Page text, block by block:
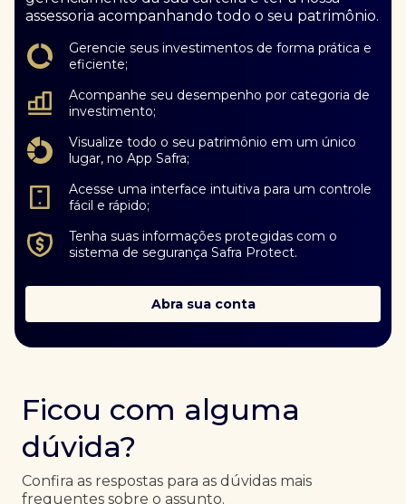
assessoria acompanhando todo o seu patrimônio.
Gerencie seus investimentos de forma prática e
eficiente;
Acompanhe seu desempenho por categoria de
investimento;
Visualize todo o seu patrimônio em um único
lugar, no App Safra;
Acesse uma interface intuitiva para um controle
fácil e rápido;
Tenha suas informações protegidas com o
sistema de segurança Safra Protect.
Abra sua conta
Ficou com alguma
dúvida?
Confira as respostas para as dúvidas mais
frequentes sobre o assunto.